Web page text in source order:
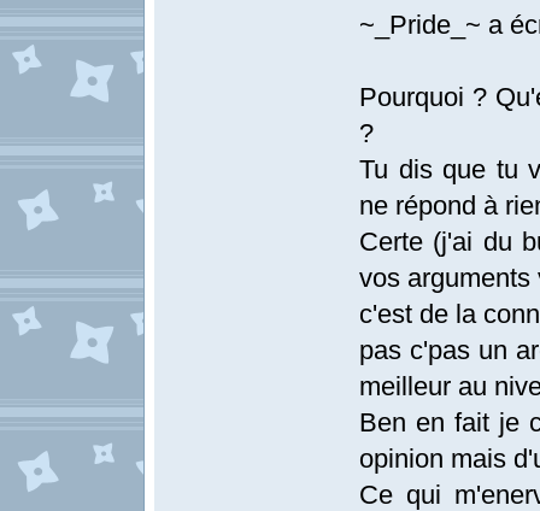
~_Pride_~ a
Pourquoi ?
?
Tu dis que tu
ne répond à
Certe (j'ai du
vos arguments
c'est de la
pas c'pas un
meilleur au
Ben en fait je
opinion mais
Ce qui